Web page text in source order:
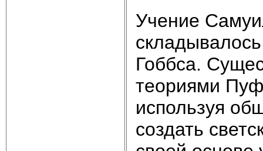
Учение
Гоббса.
теориями
используя
создать